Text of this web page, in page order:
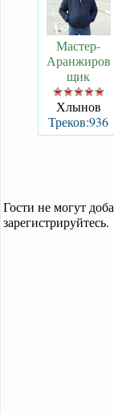
Мастер-
Аранжиров
щик
Хлынов
Треков:936
Гости не могут
зарегистрируйтесь.